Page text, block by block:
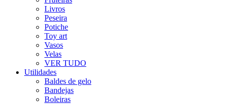
Livros
Peseira
Potiche
Toy art
Vasos
Velas
VER TUDO
Utilidades
Baldes de gelo
Bandejas
Boleiras